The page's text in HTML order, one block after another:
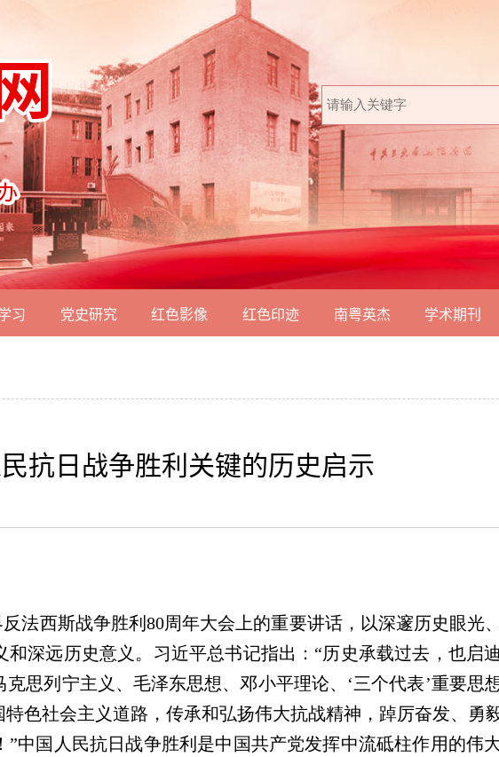
习 党史研究 红色影像 红色印迹 南粤英杰 学术期刊
抗日战争胜利关键的历史启示
法西斯战争胜利80周年大会上的重要讲话，以深邃历史眼光
深远历史意义。习近平总书记指出：“历史承载过去，也启
思列宁主义、毛泽东思想、邓小平理论、‘三个代表’重要思
色社会主义道路，传承和弘扬伟大抗战精神，踔厉奋发、勇
中国人民抗日战争胜利是中国共产党发挥中流砥柱作用的伟